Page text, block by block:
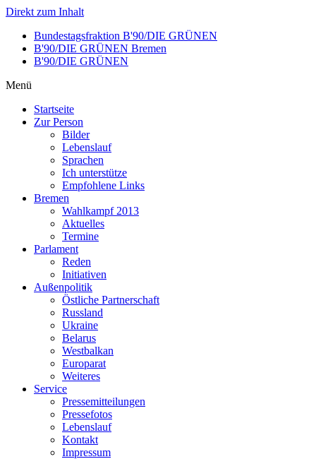
Direkt zum Inhalt
Bundestagsfraktion B'90/DIE GRÜNEN
B'90/DIE GRÜNEN Bremen
B'90/DIE GRÜNEN
Menü
Startseite
Zur Person
Bilder
Lebenslauf
Sprachen
Ich unterstütze
Empfohlene Links
Bremen
Wahlkampf 2013
Aktuelles
Termine
Parlament
Reden
Initiativen
Außenpolitik
Östliche Partnerschaft
Russland
Ukraine
Belarus
Westbalkan
Europarat
Weiteres
Service
Pressemitteilungen
Pressefotos
Lebenslauf
Kontakt
Impressum